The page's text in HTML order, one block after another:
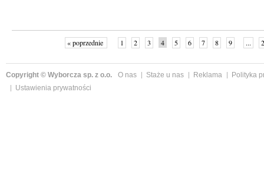
« poprzednie 1 2 3 4 5 6 7 8 9 ...
Copyright © Wyborcza sp. z o.o. O nas Staże u nas Reklama
Polityka
Ustawienia prywatności